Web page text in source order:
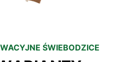
ŚWIEBODZICE